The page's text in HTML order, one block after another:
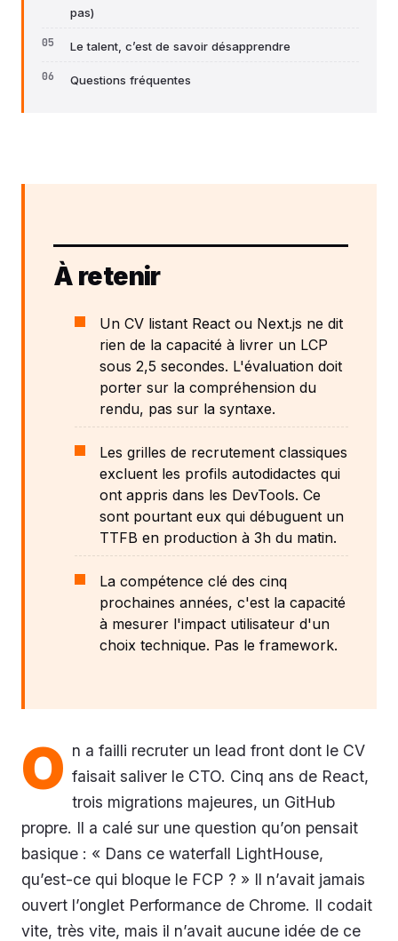
pas)
Le talent, c’est de savoir désapprendre
Questions fréquentes
À retenir
Un CV listant React ou Next.js ne dit
rien de la capacité à livrer un LCP
sous 2,5 secondes. L'évaluation doit
porter sur la compréhension du
rendu, pas sur la syntaxe.
Les grilles de recrutement classiques
excluent les profils autodidactes qui
ont appris dans les DevTools. Ce
sont pourtant eux qui débuguent un
TTFB en production à 3h du matin.
La compétence clé des cinq
prochaines années, c'est la capacité
à mesurer l'impact utilisateur d'un
choix technique. Pas le framework.
O n a failli recruter un lead front dont le CV
faisait saliver le CTO. Cinq ans de React,
trois migrations majeures, un GitHub
propre. Il a calé sur une question qu’on pensait
basique : « Dans ce waterfall LightHouse,
qu’est-ce qui bloque le FCP ? » Il n’avait jamais
ouvert l’onglet Performance de Chrome. Il codait
vite, très vite, mais il n’avait aucune idée de ce